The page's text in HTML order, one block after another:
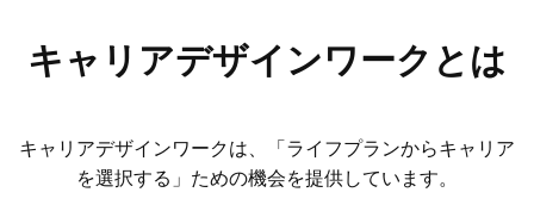
キャリアデザインワークとは
キャリアデザインワークは、「ライフプランからキャリア
を選択する」ための機会を提供しています。